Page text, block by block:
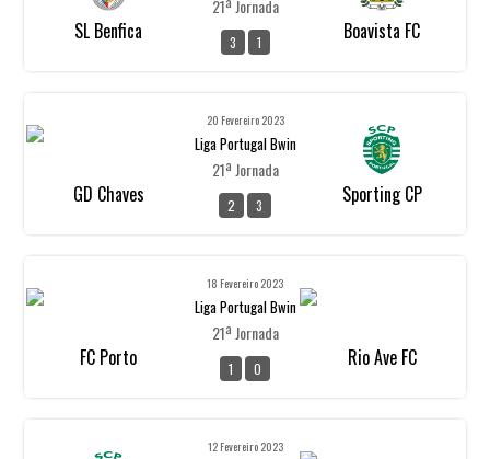
SL Benfica
21ª Jornada
3 1 Boavista FC
GD Chaves
20 Fevereiro 2023
Liga Portugal Bwin
21ª Jornada
2 3 Sporting CP
FC Porto
18 Fevereiro 2023
Liga Portugal Bwin
21ª Jornada
1 0 Rio Ave FC
12 Fevereiro 2023